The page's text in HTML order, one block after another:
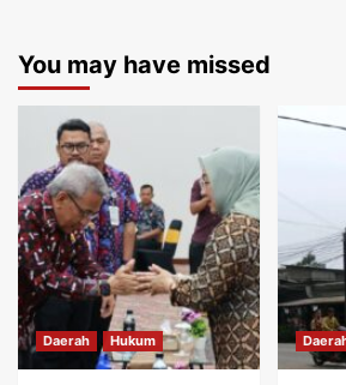
You may have missed
Daerah Hukum